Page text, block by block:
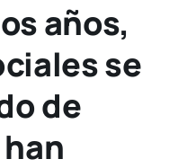
años,
se
de